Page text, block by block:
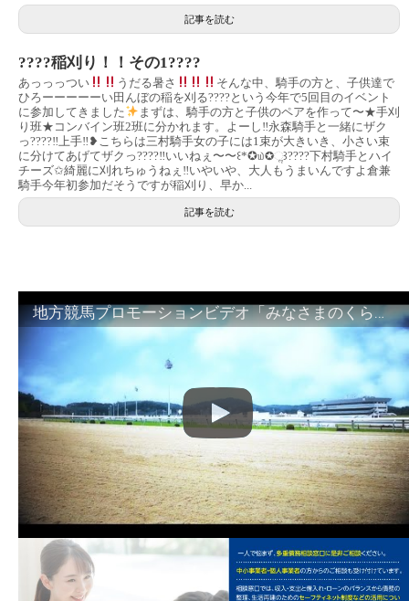
記事を読む
????稲刈り！！その1????
あっっっつい うだる暑さ
そんな中、騎手の方と、子供達で
ひろーーーーーい田んぼの稲を刈る????という今年で5回目のイベント
に参加してきました
まずは、騎手の方と子供のペアを作って〜★手刈
り班★コンバイン班2班に分かれます。よーし‼︎永森騎手と一緒にザク
っ????‼︎上手‼︎❥こちらは三村騎手女の子には1束が大きいき、小さい束
に分けてあげてザクっ????‼︎いいねぇ〜〜꒰*✪௰✪ૢ꒱????下村騎手とハイ
チーズ✩綺麗に刈れちゅうねぇ‼︎いやいや、大人もうまいんですよ倉兼
騎手今年初参加だそうですが稲刈り、早か...
記事を読む
地方競馬プロモーションビデオ「みなさまのくらしのために」30秒篇｜NAR公式